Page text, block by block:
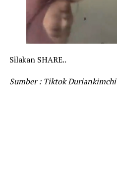
Silakan SHARE..
Sumber : Tiktok Duriankimchi